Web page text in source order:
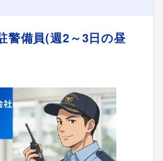
警備員(週2～3日の昼